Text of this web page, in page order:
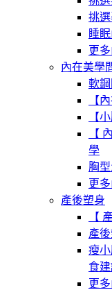
挑
睡
更
內在美學
軟
【
【
【
學
胸
更
產後塑身
【
產
瘦
食
更